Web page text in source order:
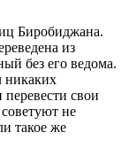
Биробиджана.
из
без его ведома.
никаких
свои
не
такое же